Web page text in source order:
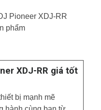
Pioneer XDJ-RR
phẩm
XDJ-RR giá tốt
bị mạnh mẽ